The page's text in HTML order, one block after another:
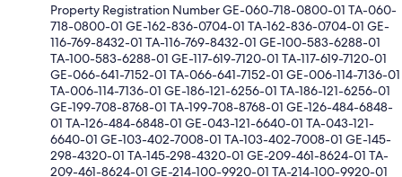
Property Registration Number GE-060-718-0800-01 TA-060-
718-0800-01 GE-162-836-0704-01 TA-162-836-0704-01 GE-
116-769-8432-01 TA-116-769-8432-01 GE-100-583-6288-01
TA-100-583-6288-01 GE-117-619-7120-01 TA-117-619-7120-01
GE-066-641-7152-01 TA-066-641-7152-01 GE-006-114-7136-01
TA-006-114-7136-01 GE-186-121-6256-01 TA-186-121-6256-01
GE-199-708-8768-01 TA-199-708-8768-01 GE-126-484-6848-
01 TA-126-484-6848-01 GE-043-121-6640-01 TA-043-121-
6640-01 GE-103-402-7008-01 TA-103-402-7008-01 GE-145-
298-4320-01 TA-145-298-4320-01 GE-209-461-8624-01 TA-
209-461-8624-01 GE-214-100-9920-01 TA-214-100-9920-01